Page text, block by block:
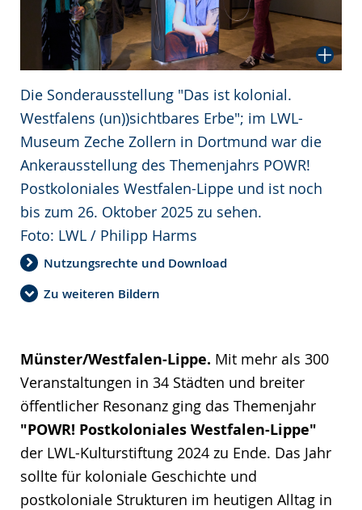
Die Sonderausstellung "Das ist kolonial.
Westfalens (un))sichtbares Erbe"; im LWL-
Museum Zeche Zollern in Dortmund war die
Ankerausstellung des Themenjahrs POWR!
Postkoloniales Westfalen-Lippe und ist noch
bis zum 26. Oktober 2025 zu sehen.
Foto: LWL / Philipp Harms
Nutzungsrechte und Download
Zu weiteren Bildern
Münster/Westfalen-Lippe. Mit mehr als 300
Veranstaltungen in 34 Städten und breiter
öffentlicher Resonanz ging das Themenjahr
"POWR! Postkoloniales Westfalen-Lippe"
der LWL-Kulturstiftung 2024 zu Ende. Das Jahr
sollte für koloniale Geschichte und
postkoloniale Strukturen im heutigen Alltag in